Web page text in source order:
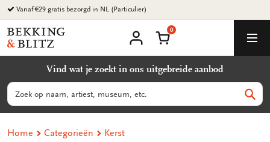
Ga
naar
content
Vanaf €29 gratis bezorgd in NL (Particulier)
Bekking
&
B.V.
account
Winkelmand
0
Vind wat je zoekt in ons uitgebreide aanbod
Zoeken
Home Categorieën Kerst